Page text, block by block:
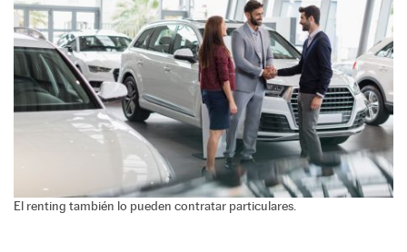
El renting también lo pueden contratar particulares.